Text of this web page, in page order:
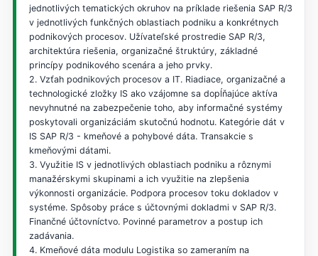
jednotlivých tematických okruhov na príklade riešenia SAP R/3
v jednotlivých funkčných oblastiach podniku a konkrétnych
podnikových procesov. Užívateľské prostredie SAP R/3,
architektúra riešenia, organizačné štruktúry, základné
princípy podnikového scenára a jeho prvky.
2. Vzťah podnikových procesov a IT. Riadiace, organizačné a
technologické zložky IS ako vzájomne sa dopĺňajúce aktíva
nevyhnutné na zabezpečenie toho, aby informačné systémy
poskytovali organizáciám skutočnú hodnotu. Kategórie dát v
IS SAP R/3 - kmeňové a pohybové dáta. Transakcie s
kmeňovými dátami.
3. Využitie IS v jednotlivých oblastiach podniku a rôznymi
manažérskymi skupinami a ich využitie na zlepšenia
výkonnosti organizácie. Podpora procesov toku dokladov v
systéme. Spôsoby práce s účtovnými dokladmi v SAP R/3.
Finančné účtovníctvo. Povinné parametrov a postup ich
zadávania.
4. Kmeňové dáta modulu Logistika so zameraním na